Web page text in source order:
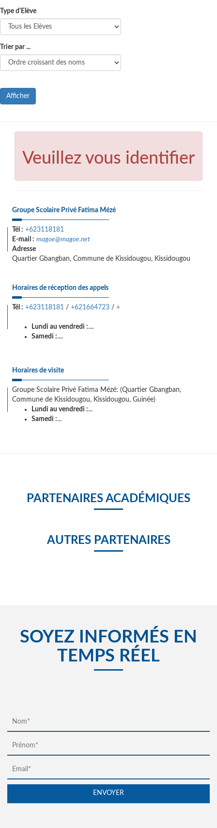
Type d'Elève
Trier par ...
Afficher
Veuillez vous identifier
Groupe Scolaire Privé Fatima Mézé
Tél : +623118181
E-mail : magoe@magoe.net
Adresse
Quartier Gbangban, Commune de Kissidougou, Kissidougou
Horaires de réception des appels
Tél : +623118181 / +621664723 / +
Lundi au vendredi :....
Samedi :....
Horaires de visite
Groupe Scolaire Privé Fatima Mézé: (Quartier Gbangban,
Commune de Kissidougou, Kissidougou, Guinée)
Lundi au vendredi :...
Samedi :...
PARTENAIRES ACADÉMIQUES
AUTRES PARTENAIRES
SOYEZ INFORMÉS EN
TEMPS RÉEL